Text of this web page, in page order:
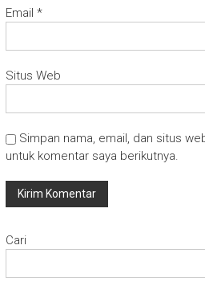
Email *
Situs Web
Simpan nama, email, dan situs
untuk komentar saya berikutnya.
Cari